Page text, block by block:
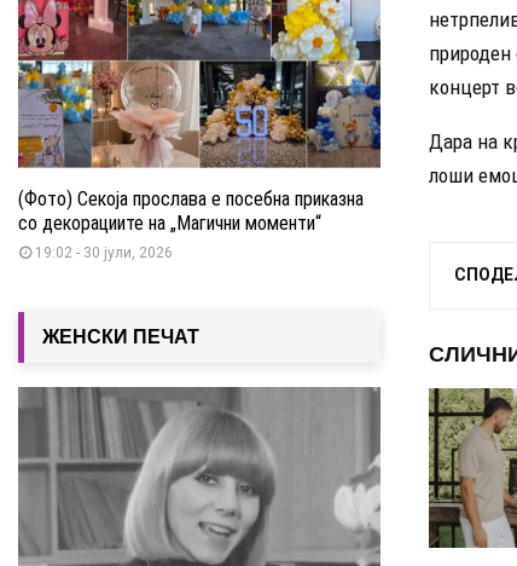
природен
концерт
Дара на
лоши
(Фото) Секоја прослава е посебна приказна
со декорациите на „Магични моменти“
19:02 - 30 јули, 2026
ЖЕНСКИ ПЕЧАТ